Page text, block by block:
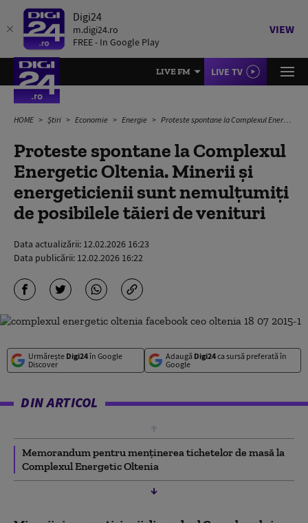
Digi24
m.digi24.ro
FREE - In Google Play
VIEW
LIVE FM LIVE TV
HOME Știri Economie Energie Proteste spontane la Complexul Energetic Oltenia. Minerii și energeticienii sunt nemulțumiți de posibilele tăieri de venituri
Proteste spontane la Complexul
Energetic Oltenia. Minerii și
energeticienii sunt nemulțumiți
de posibilele tăieri de venituri
Data actualizării: 12.02.2026 16:23
Data publicării: 12.02.2026 16:22
Urmărește Digi24în Google
Discover
Adaugă Digi24ca sursă preferată în
Google
DIN ARTICOL
Memorandum pentru menținerea tichetelor de masă la
Complexul Energetic Oltenia